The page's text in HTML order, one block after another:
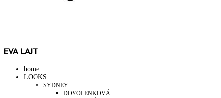
EVA LAJT
home
LOOKS
SYDNEY
DOVOLENKOVÁ